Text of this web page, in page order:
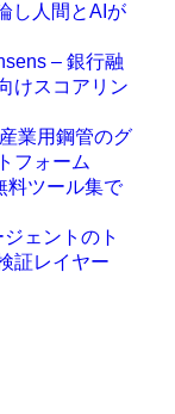
し人間とAIが
– 銀行融
けスコアリン
業用鋼管のグ
フォーム
料ツール集で
ェントのト
証レイヤー